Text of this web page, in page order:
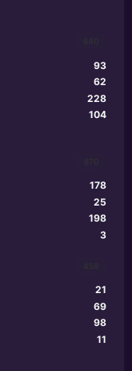
93
62
228
104
178
25
198
3
21
69
98
11